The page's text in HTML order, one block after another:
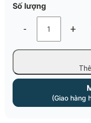
Số lượng
- +
(Giao hàng